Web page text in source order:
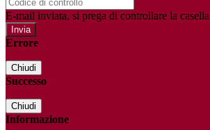
E-mail inviata, si prega di controllare la
Errore
Chiudi
Successo
Chiudi
Informazione